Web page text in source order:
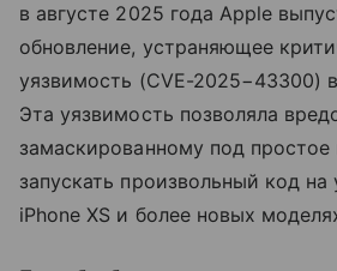
в августе 2025 года Apple
обновление, устраняющее
уязвимость (CVE-2025−43300)
Эта уязвимость позволяла
замаскированному под
запускать произвольный код на
iPhone XS и более новых